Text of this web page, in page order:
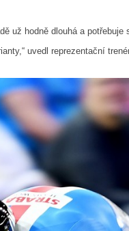
už hodně dlouhá a
uvedl reprezentační